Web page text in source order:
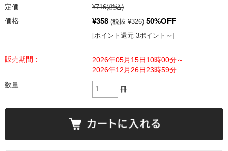
定価: ¥716(税込)
価格:
¥358 (税抜 ¥326) 50%OFF
[ポイント還元 3ポイント～]
販売期間：
2026年05月15日10時00分～
2026年12月26日23時59分
数量:
冊